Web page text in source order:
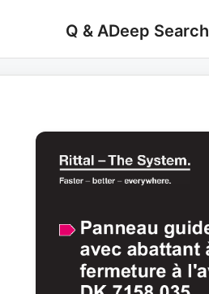
Q & ADeep Search